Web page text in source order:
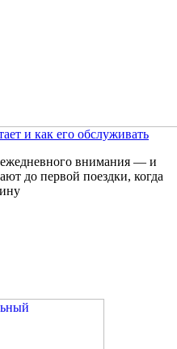
и как его обслуживать
внимания — и
до первой поездки, когда